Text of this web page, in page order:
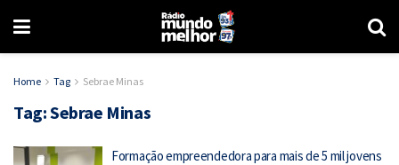
Home Tag Sebrae Minas
Tag:Sebrae Minas
Formação empreendedora para mais de 5 mil jovens